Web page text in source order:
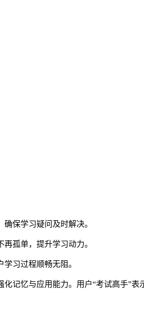
保学习疑问及时解决。
孤单，提升学习动力。
习过程顺畅无阻。
记忆与应用能力。用户“考试高手”